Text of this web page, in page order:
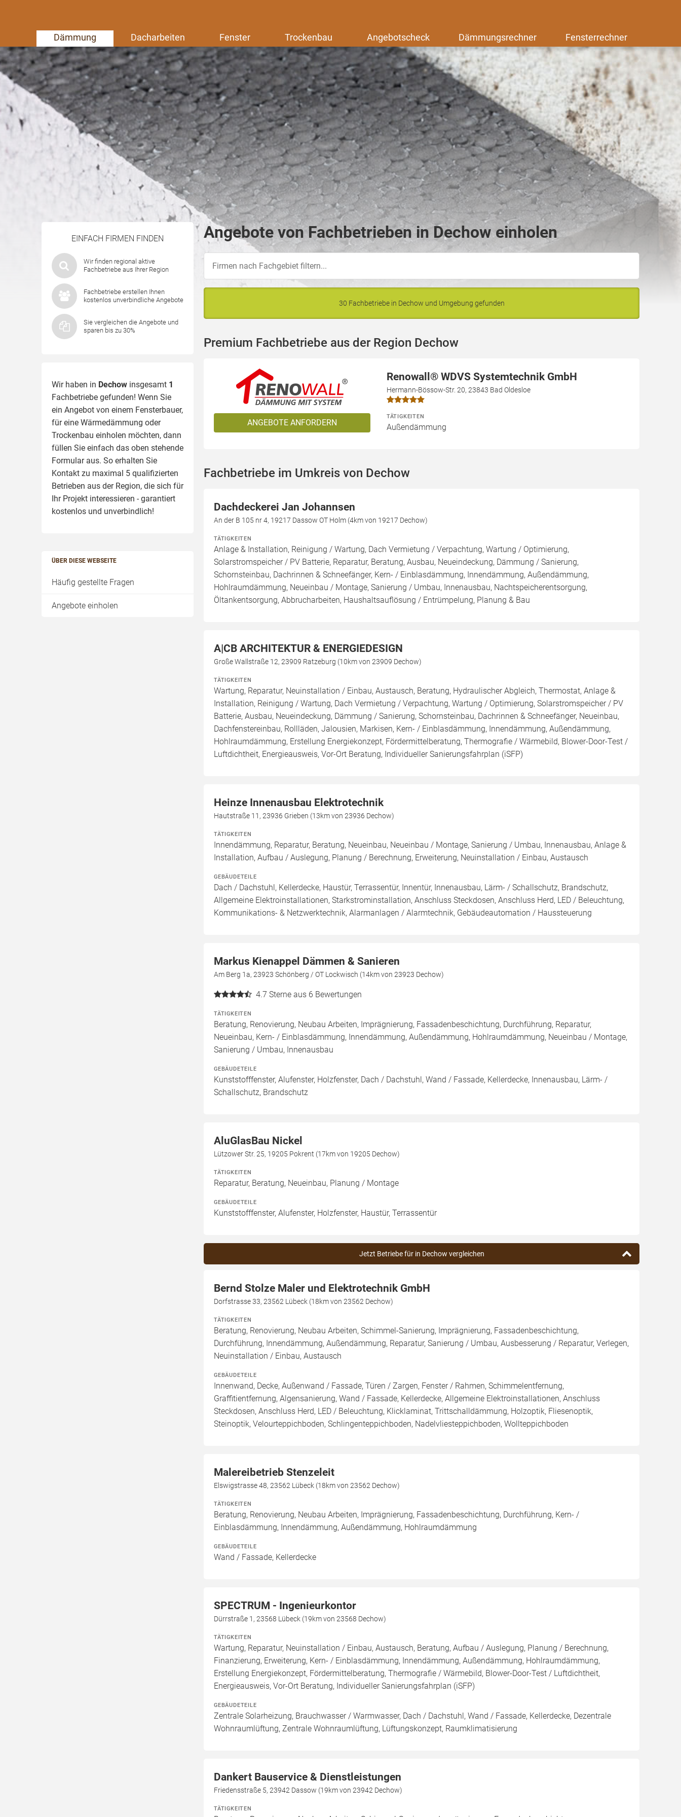
Dämmung Dacharbeiten Fenster Trockenbau Angebotscheck Dämmungsrechner Fensterrechner
EINFACH FIRMEN FINDEN
Wir finden regional aktive
Fachbetriebe aus Ihrer Region
Fachbetriebe erstellen Ihnen
kostenlos unverbindliche Angebote
Sie vergleichen die Angebote und
sparen bis zu 30%
Wir haben in Dechow insgesamt 1
Fachbetriebe gefunden! Wenn Sie
ein Angebot von einem Fensterbauer,
für eine Wärmedämmung oder
Trockenbau einholen möchten, dann
füllen Sie einfach das oben stehende
Formular aus. So erhalten Sie
Kontakt zu maximal 5 qualifizierten
Betrieben aus der Region, die sich für
Ihr Projekt interessieren - garantiert
kostenlos und unverbindlich!
ÜBER DIESE WEBSEITE
Häufig gestellte Fragen
Angebote einholen
Angebote von Fachbetrieben in Dechow einholen
30 Fachbetriebe in Dechow und Umgebung gefunden
Premium Fachbetriebe aus der Region Dechow
ANGEBOTE ANFORDERN
Renowall® WDVS Systemtechnik GmbH
Hermann-Bössow-Str. 20, 23843 Bad Oldesloe
TÄTIGKEITEN
Außendämmung
Fachbetriebe im Umkreis von Dechow
Dachdeckerei Jan Johannsen
An der B 105 nr 4, 19217 Dassow OT Holm (4km von 19217 Dechow)
TÄTIGKEITEN
Anlage & Installation, Reinigung / Wartung, Dach Vermietung / Verpachtung, Wartung / Optimierung,
Solarstromspeicher / PV Batterie, Reparatur, Beratung, Ausbau, Neueindeckung, Dämmung / Sanierung,
Schornsteinbau, Dachrinnen & Schneefänger, Kern- / Einblasdämmung, Innendämmung, Außendämmung,
Hohlraumdämmung, Neueinbau / Montage, Sanierung / Umbau, Innenausbau, Nachtspeicherentsorgung,
Öltankentsorgung, Abbrucharbeiten, Haushaltsauflösung / Entrümpelung, Planung & Bau
A|CB ARCHITEKTUR & ENERGIEDESIGN
Große Wallstraße 12, 23909 Ratzeburg (10km von 23909 Dechow)
TÄTIGKEITEN
Wartung, Reparatur, Neuinstallation / Einbau, Austausch, Beratung, Hydraulischer Abgleich, Thermostat, Anlage &
Installation, Reinigung / Wartung, Dach Vermietung / Verpachtung, Wartung / Optimierung, Solarstromspeicher / PV
Batterie, Ausbau, Neueindeckung, Dämmung / Sanierung, Schornsteinbau, Dachrinnen & Schneefänger, Neueinbau,
Dachfenstereinbau, Rollläden, Jalousien, Markisen, Kern- / Einblasdämmung, Innendämmung, Außendämmung,
Hohlraumdämmung, Erstellung Energiekonzept, Fördermittelberatung, Thermografie / Wärmebild, Blower-Door-Test /
Luftdichtheit, Energieausweis, Vor-Ort Beratung, Individueller Sanierungsfahrplan (iSFP)
Heinze Innenausbau Elektrotechnik
Hautstraße 11, 23936 Grieben (13km von 23936 Dechow)
TÄTIGKEITEN
Innendämmung, Reparatur, Beratung, Neueinbau, Neueinbau / Montage, Sanierung / Umbau, Innenausbau, Anlage &
Installation, Aufbau / Auslegung, Planung / Berechnung, Erweiterung, Neuinstallation / Einbau, Austausch
GEBÄUDETEILE
Dach / Dachstuhl, Kellerdecke, Haustür, Terrassentür, Innentür, Innenausbau, Lärm- / Schallschutz, Brandschutz,
Allgemeine Elektroinstallationen, Starkstrominstallation, Anschluss Steckdosen, Anschluss Herd, LED / Beleuchtung,
Kommunikations- & Netzwerktechnik, Alarmanlagen / Alarmtechnik, Gebäudeautomation / Haussteuerung
Markus Kienappel Dämmen & Sanieren
Am Berg 1a, 23923 Schönberg / OT Lockwisch (14km von 23923 Dechow)
4.7 Sterne aus 6 Bewertungen
TÄTIGKEITEN
Beratung, Renovierung, Neubau Arbeiten, Imprägnierung, Fassadenbeschichtung, Durchführung, Reparatur,
Neueinbau, Kern- / Einblasdämmung, Innendämmung, Außendämmung, Hohlraumdämmung, Neueinbau / Montage,
Sanierung / Umbau, Innenausbau
GEBÄUDETEILE
Kunststofffenster, Alufenster, Holzfenster, Dach / Dachstuhl, Wand / Fassade, Kellerdecke, Innenausbau, Lärm- /
Schallschutz, Brandschutz
AluGlasBau Nickel
Lützower Str. 25, 19205 Pokrent (17km von 19205 Dechow)
TÄTIGKEITEN
Reparatur, Beratung, Neueinbau, Planung / Montage
GEBÄUDETEILE
Kunststofffenster, Alufenster, Holzfenster, Haustür, Terrassentür
Jetzt Betriebe für in Dechow vergleichen
Bernd Stolze Maler und Elektrotechnik GmbH
Dorfstrasse 33, 23562 Lübeck (18km von 23562 Dechow)
TÄTIGKEITEN
Beratung, Renovierung, Neubau Arbeiten, Schimmel-Sanierung, Imprägnierung, Fassadenbeschichtung,
Durchführung, Innendämmung, Außendämmung, Reparatur, Sanierung / Umbau, Ausbesserung / Reparatur, Verlegen,
Neuinstallation / Einbau, Austausch
GEBÄUDETEILE
Innenwand, Decke, Außenwand / Fassade, Türen / Zargen, Fenster / Rahmen, Schimmelentfernung,
Graffitientfernung, Algensanierung, Wand / Fassade, Kellerdecke, Allgemeine Elektroinstallationen, Anschluss
Steckdosen, Anschluss Herd, LED / Beleuchtung, Klicklaminat, Trittschalldämmung, Holzoptik, Fliesenoptik,
Steinoptik, Velourteppichboden, Schlingenteppichboden, Nadelvliesteppichboden, Wollteppichboden
Malereibetrieb Stenzeleit
Elswigstrasse 48, 23562 Lübeck (18km von 23562 Dechow)
TÄTIGKEITEN
Beratung, Renovierung, Neubau Arbeiten, Imprägnierung, Fassadenbeschichtung, Durchführung, Kern- /
Einblasdämmung, Innendämmung, Außendämmung, Hohlraumdämmung
GEBÄUDETEILE
Wand / Fassade, Kellerdecke
SPECTRUM - Ingenieurkontor
Dürrstraße 1, 23568 Lübeck (19km von 23568 Dechow)
TÄTIGKEITEN
Wartung, Reparatur, Neuinstallation / Einbau, Austausch, Beratung, Aufbau / Auslegung, Planung / Berechnung,
Finanzierung, Erweiterung, Kern- / Einblasdämmung, Innendämmung, Außendämmung, Hohlraumdämmung,
Erstellung Energiekonzept, Fördermittelberatung, Thermografie / Wärmebild, Blower-Door-Test / Luftdichtheit,
Energieausweis, Vor-Ort Beratung, Individueller Sanierungsfahrplan (iSFP)
GEBÄUDETEILE
Zentrale Solarheizung, Brauchwasser / Warmwasser, Dach / Dachstuhl, Wand / Fassade, Kellerdecke, Dezentrale
Wohnraumlüftung, Zentrale Wohnraumlüftung, Lüftungskonzept, Raumklimatisierung
Dankert Bauservice & Dienstleistungen
Friedensstraße 5, 23942 Dassow (19km von 23942 Dechow)
TÄTIGKEITEN